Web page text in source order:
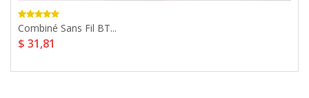
Combiné Sans Fil BT...
$ 31,81